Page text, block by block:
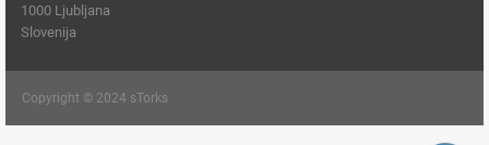
1000 Ljubljana
Slovenija
Copyright © 2024 sTorks